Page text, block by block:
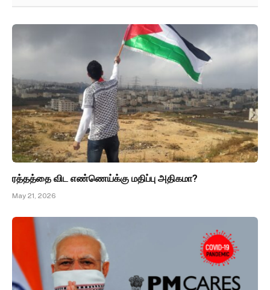
ரத்தத்தை விட எண்ணெய்க்கு மதிப்பு அதிகமா?
May 21, 2026